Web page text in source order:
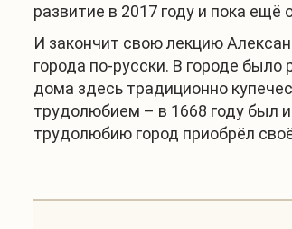
развитие в 2017 году и пока
И закончит свою лекцию
города по-русски. В городе
дома здесь традиционно
трудолюбием – в 1668 году был
трудолюбию город приобрёл